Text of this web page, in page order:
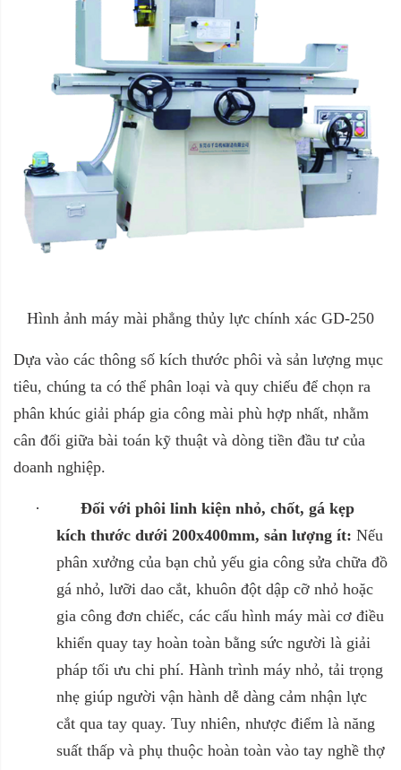
Hình ảnh máy mài phẳng thủy lực chính xác GD-250
Dựa vào các thông số kích thước phôi và sản lượng mục
tiêu, chúng ta có thể phân loại và quy chiếu để chọn ra
phân khúc giải pháp gia công mài phù hợp nhất, nhằm
cân đối giữa bài toán kỹ thuật và dòng tiền đầu tư của
doanh nghiệp.
·
Đối với phôi linh kiện nhỏ, chốt, gá kẹp
kích thước dưới 200x400mm, sản lượng ít: Nếu
phân xưởng của bạn chủ yếu gia công sửa chữa đồ
gá nhỏ, lưỡi dao cắt, khuôn đột dập cỡ nhỏ hoặc
gia công đơn chiếc, các cấu hình máy mài cơ điều
khiển quay tay hoàn toàn bằng sức người là giải
pháp tối ưu chi phí. Hành trình máy nhỏ, tải trọng
nhẹ giúp người vận hành dễ dàng cảm nhận lực
cắt qua tay quay. Tuy nhiên, nhược điểm là năng
suất thấp và phụ thuộc hoàn toàn vào tay nghề thợ